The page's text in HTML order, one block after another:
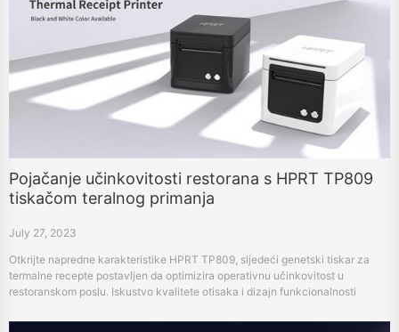
Pojačanje učinkovitosti restorana s HPRT TP809
tiskačom teralnog primanja
July 27, 2023
Otkrijte napredne karakteristike HPRT TP809, sljedeći genetski tiskar za
termalne recepte postavljen da optimizira operativnu učinkovitost u
restoranskom poslu. Iskustvo kvalitete otisaka i dizajn funkcionalnosti